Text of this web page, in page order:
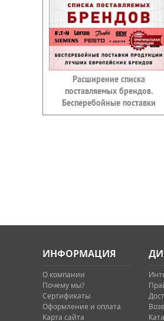
Расширение списка
поставляемых брендов.
Бесперебойные поставки
ИНФОРМАЦИЯ
О компании
Почему мы?
Сертификаты
Оформление и оплата
Карта сайта